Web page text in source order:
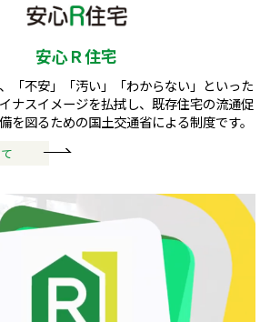
安心Ｒ住宅
「不安」「汚い」「わからない」といった
ナスイメージを払拭し、既存住宅の流通促
を図るための国土交通省による制度です。